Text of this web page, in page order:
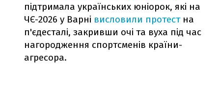
підтримала українських юніорок, які на
ЧЄ-2026 у Варні висловили протестна
п'єдесталі, закривши очі та вуха під час
нагородження спортсменів країни-
агресора.